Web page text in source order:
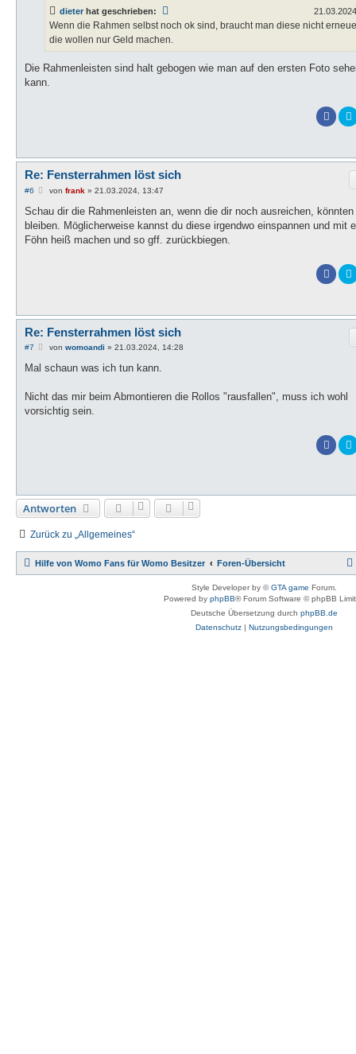
a
dieter hat geschrieben:
Wenn die Rahmen selbst noch ok sind, braucht man diese nicht
die wollen nur Geld machen.
Die Rahmenleisten sind halt gebogen wie man auf den ersten Foto
kann.
Re: Fensterrahmen löst sich
#6
B
i
r
a
von frank» 21.03.2024, 13:47
Schau dir die Rahmenleisten an, wenn die dir noch ausreichen, könnten
bleiben. Möglicherweise kannst du diese irgendwo einspannen und mit
Föhn heiß machen und so gff. zurückbiegen.
Re: Fensterrahmen löst sich
#7
B
i
a
von womoandi » 21.03.2024, 14:28
Mal schaun was ich tun kann.
Nicht das mir beim Abmontieren die Rollos "rausfallen", muss ich wohl
vorsichtig sein.
Antworten
Zurück zu „Allgemeines“
Hilfe von Womo Fans für Womo Besitzer Foren-Übersicht
Style Developer by ©GTA game Forum.
Powered by phpBB® Forum Software © phpBB
Deutsche Übersetzung durch phpBB.de
Datenschutz | Nutzungsbedingungen